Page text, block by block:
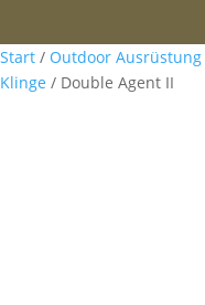
Start / Outdoor Ausrüstung
Klinge / Double Agent II